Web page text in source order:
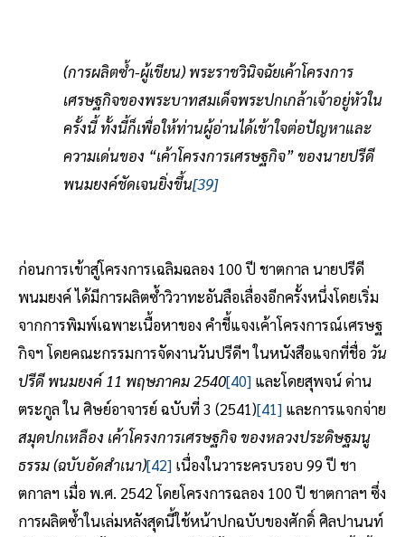
(การผลิตซ้ำ-ผู้เขียน) พระราชวินิจฉัยเค้าโครงการ
เศรษฐกิจของพระบาทสมเด็จพระปกเกล้าเจ้าอยู่หัวใน
ครั้งนี้ ทั้งนี้ก็เพื่อให้ท่านผู้อ่านได้เข้าใจต่อปัญหาและ
ความเด่นของ “เค้าโครงการเศรษฐกิจ” ของนายปรีดี
พนมยงค์ชัดเจนยิ่งขึ้น[39]
ก่อนการเข้าสู่โครงการเฉลิมฉลอง 100 ปี ชาตกาล นายปรีดี
พนมยงค์ ได้มีการผลิตซ้ำวิวาทะอันลือเลื่องอีกครั้งหนึ่งโดยเริ่ม
จากการพิมพ์เฉพาะเนื้อหาของ คำชี้แจงเค้าโครงการณ์เศรษฐ
กิจฯ โดยคณะกรรมการจัดงานวันปรีดีฯ ในหนังสือแจกที่ชื่อ วัน
ปรีดี พนมยงค์ 11 พฤษภาคม 2540[40] และโดยสุพจน์ ด่าน
ตระกูล ใน ศิษย์อาจารย์ ฉบับที่ 3 (2541)[41] และการแจกจ่าย
สมุดปกเหลือง เค้าโครงการเศรษฐกิจ ของหลวงประดิษฐมนู
ธรรม (ฉบับอัดสำเนา)[42] เนื่องในวาระครบรอบ 99 ปี ชา
ตกาลฯ เมื่อ พ.ศ. 2542 โดยโครงการฉลอง 100 ปี ชาตกาลฯ ซึ่ง
การผลิตซ้ำในเล่มหลังสุดนี้ใช้หน้าปกฉบับของศักดิ์ ศิลปานนท์